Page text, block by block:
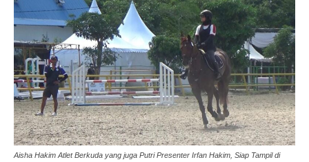
Aisha Hakim Atlet Berkuda yang juga Putri Presenter Irfan Hakim, Siap Tampil di